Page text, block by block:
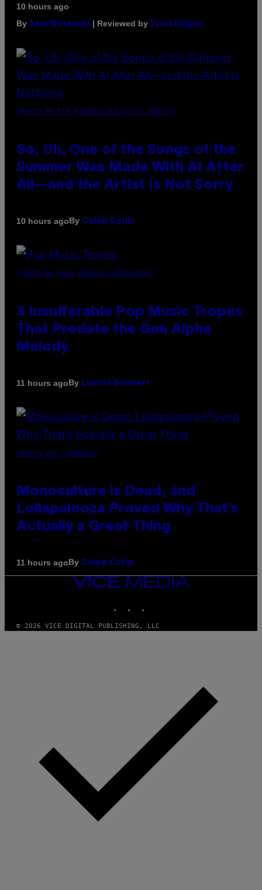
10 hours ago
By Sam Watanuki | Reviewed by Ysolt Usigan
(PHOTO BY TIM MOSENFELDER/GETTY IMAGES)
So, Uh, One of the Songs of the
Summer Was Made With AI After
All—and the Artist Is Not Sorry
10 hours agoBy Caleb Catlin
(PHOTO BY MARC BROUSSELY/REDFERNS)
3 Insufferable Pop Music Tropes
That Predate the Gen Alpha
Melody
11 hours agoBy Lauren Boisvert
(PHOTO VIA T-MOBILE)
Monoculture is Dead, and
Lollapalooza Proved Why That’s
Actually a Great Thing
11 hours agoBy Caleb Catlin
VICE
© 2026 VICE DIGITAL PUBLISHING, LLC